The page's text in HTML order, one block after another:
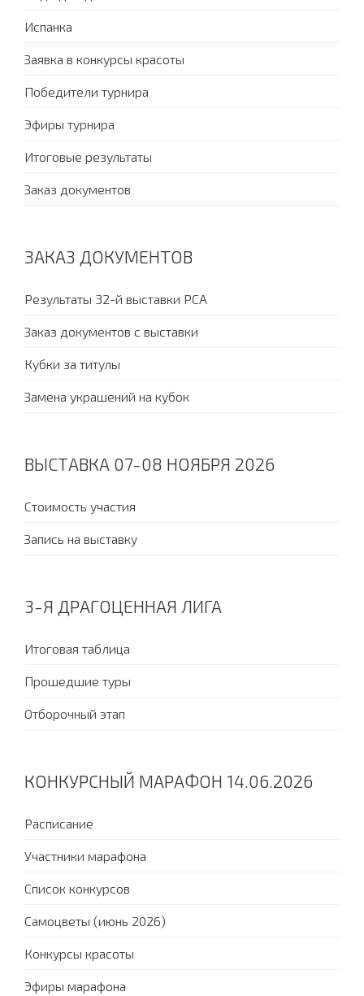
Испанка
Заявка в конкурсы красоты
Победители турнира
Эфиры турнира
Итоговые результаты
Заказ документов
ЗАКАЗ ДОКУМЕНТОВ
Результаты 32-й выставки PCA
Заказ документов с выставки
Кубки за титулы
Замена украшений на кубок
ВЫСТАВКА 07-08 НОЯБРЯ 2026
Стоимость участия
Запись на выставку
3-Я ДРАГОЦЕННАЯ ЛИГА
Итоговая таблица
Прошедшие туры
Отборочный этап
КОНКУРСНЫЙ МАРАФОН 14.06.2026
Расписание
Участники марафона
Список конкурсов
Самоцветы (июнь 2026)
Конкурсы красоты
Эфиры марафона